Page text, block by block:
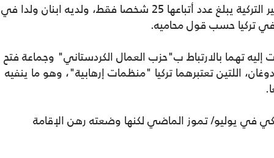
يرعى برانسون كنيسة إنجيلية صغيرة في أزمير التركية يبلغ عدد أتباعها 25 شخصا فقط، ولديه ابنان ولدا في
في تركيا حسب قول محاميه.
تهما بالارتباط ب"حزب العمال الكردستاني" وجماعة فتح
اللتين تعتبرهما تركيا "منظمات إرهابية"، وهو ما ينفيه
في يوليو/ تموز الماضي لكنها وضعته رهن الإقامة